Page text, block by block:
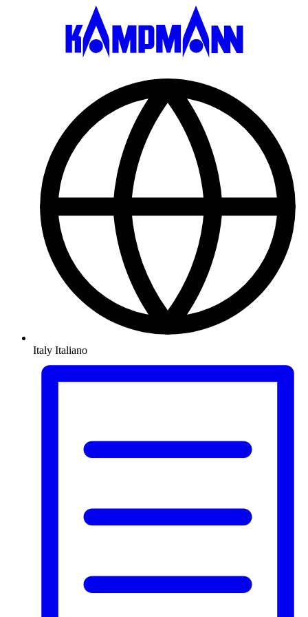
Italy Italiano